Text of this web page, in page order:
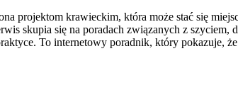
projektom krawieckim, która może stać się
skupia się na poradach związanych z
To internetowy poradnik, który pokazuje,